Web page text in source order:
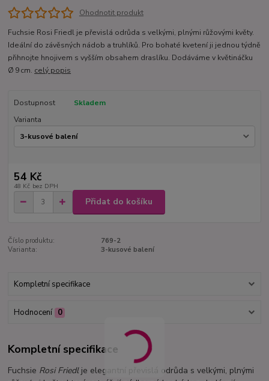
Ohodnotit produkt
Fuchsie Rosi Friedl je převislá odrůda s velkými, plnými růžovými květy.
Ideální do závěsných nádob a truhlíků. Pro bohaté kvetení ji jednou týdně
přihnojte hnojivem s vyšším obsahem draslíku. Dodáváme v květináčku
Ø 9 cm. celý popis
Dostupnost
Skladem
Varianta
54 Kč
48 Kč bez DPH
Přidat do košíku
Číslo produktu:
769-2
Varianta:
3-kusové balení
Kompletní specifikace
Hodnocení 0
Kompletní specifikace
Fuchsie Rosi Friedlje elegantní převislá odrůda s velkými, plnými